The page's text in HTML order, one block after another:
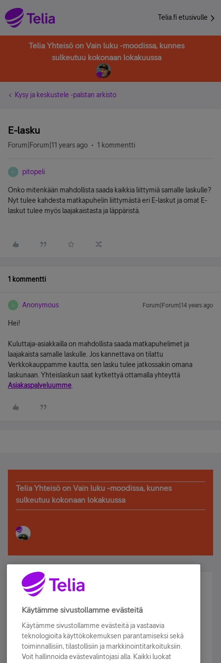
Telia.fi etusivulle
Telia Yhteisö on Vain luku -moodissa, kunnes
sulkeutuu kokonaan lokakuussa
Kysy ja keskustele -palstan arkisto
E-lasku
Forum|Forum|11 years ago 1 kommentti
P pitopeli
Onko mitenkään mahdollista saada kaikkia liittymiä samalle laskulle?
Nyt tulee kahdesta matkapuhelin liittymästä eri E-laskut ja omat E-
laskut tulee myös laajakaistasta ja läppäristä.
1 kommentti
A Anonymous Forum|Forum|14 years ago
Hei!
Kuluttaja-asiakkailla on mahdollista saada matkapuhelimet ja
laajakaista samalle laskulle. Jos kannettava on tilattu
Verkkokauppamme kautta, sen lasku tulee jatkossakin omana
laskunaan. Yhteislaskun saat kytkettyä ottamalla yhteyttä
Asiakaspalveluumme
Telia Yhteisö on Vain luku -moodissa, kunnes
sulkeutuu kokonaan lokakuussa
Älä jää paitsi – osallistu ja voita!
Tilaa Telian uutiskirje ja olet mukana arvonnassa.
sähköpostiisi.
Tilaa nyt
Käytämme sivustollamme evästeitä
Käytämme sivustollamme evästeitä ja vastaavia
teknologioita käyttökokemuksen parantamiseksi sekä
toiminnallisiin, tilastollisiin ja markkinointitarkoituksiin.
Voit hallinnoida evästevalintojasi alla. Kaikki luokat